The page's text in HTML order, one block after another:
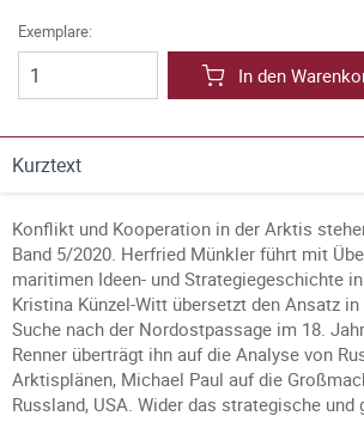
Exemplare:
In den
Kurztext
Konflikt und Kooperation in der Arktis
Band 5/2020. Herfried Münkler führt mit
maritimen Ideen- und Strategiegeschichte
Kristina Künzel-Witt übersetzt den Ansatz
Suche nach der Nordostpassage im 18.
Renner überträgt ihn auf die Analyse von
Arktisplänen, Michael Paul auf die
Russland, USA. Wider das strategische